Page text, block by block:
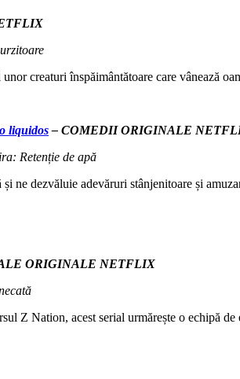
creaturi înspăimântătoare care vânează
liquidos – COMEDII ORIGINALE
Retenție de apă
și ne dezvăluie adevăruri stânjenitoare și
ORIGINALE NETFLIX
Z Nation, acest serial urmărește o echipă